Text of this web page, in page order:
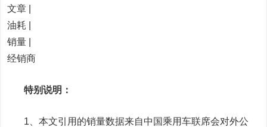
文章 |
油耗 |
销量 |
经销商
特别说明：
1、本文引用的销量数据来自中国乘用车联席会对外公